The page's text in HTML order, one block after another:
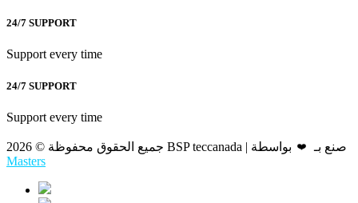
24/7 SUPPORT
Support every time
24/7 SUPPORT
Support every time
جميع الحقوق محفوظة © 2026 BSP teccanada | صنع بـ ❤️ بواسطة
Masters